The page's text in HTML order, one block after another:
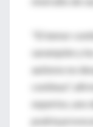
"El temor
sarampión y
autismo no
continuo",
expertos, uno
podría